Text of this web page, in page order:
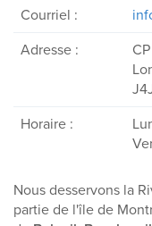
Courriel :
Adresse :
Horaire :
Nous desservons la
partie de l'île de